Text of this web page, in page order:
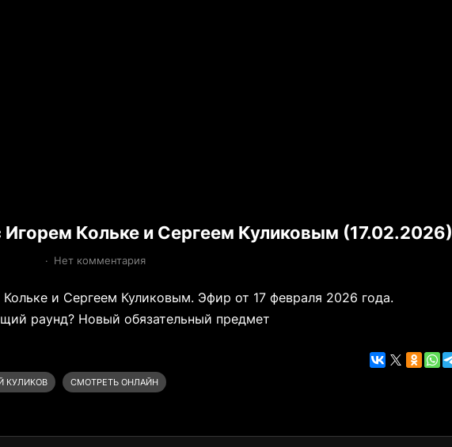
Игорем Кольке и Сергеем Куликовым (17.02.2026)
· Нет комментария
и Сергеем Куликовым. Эфир от 17 февраля 2026 года.
раунд? Новый обязательный предмет
КУЛИКОВ СМОТРЕТЬ ОНЛАЙН